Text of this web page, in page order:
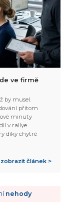
ve firmě
by musel.
přitom
minuty
v rallye.
díky chytré
zobrazit článek >
nehody